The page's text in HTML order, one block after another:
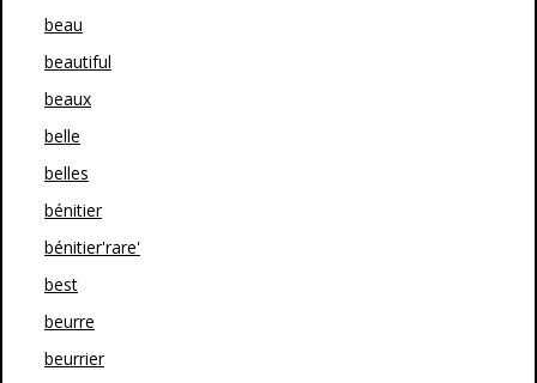
beau
beautiful
beaux
belle
belles
bénitier
bénitier'rare'
best
beurre
beurrier